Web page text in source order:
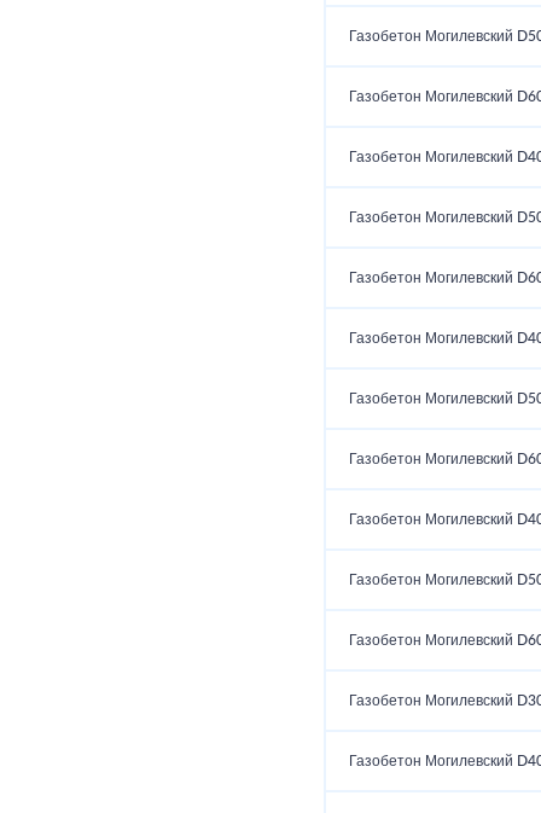
Газобетон Могилевский
Газобетон Могилевский
Газобетон Могилевский
Газобетон Могилевский
Газобетон Могилевский
Газобетон Могилевский
Газобетон Могилевский
Газобетон Могилевский
Газобетон Могилевский
Газобетон Могилевский
Газобетон Могилевский
Газобетон Могилевский
Газобетон Могилевский